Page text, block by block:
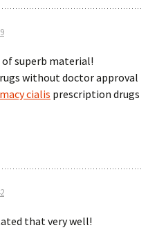
superb material!
without doctor approval
cialis prescription drugs
that very well!